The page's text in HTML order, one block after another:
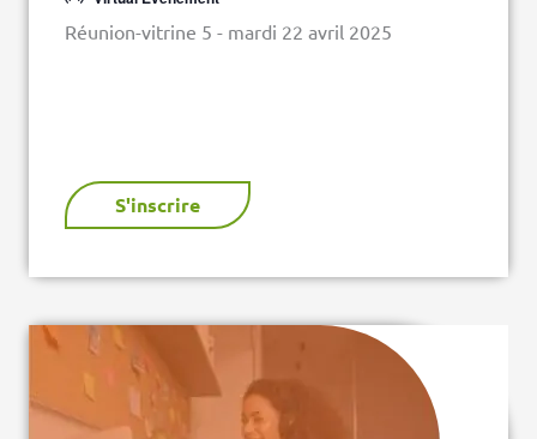
Réunion-vitrine 5 - mardi 22 avril 2025
S'inscrire